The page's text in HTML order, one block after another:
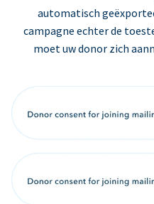
automatisch
campagne echter de
moet uw donor zich